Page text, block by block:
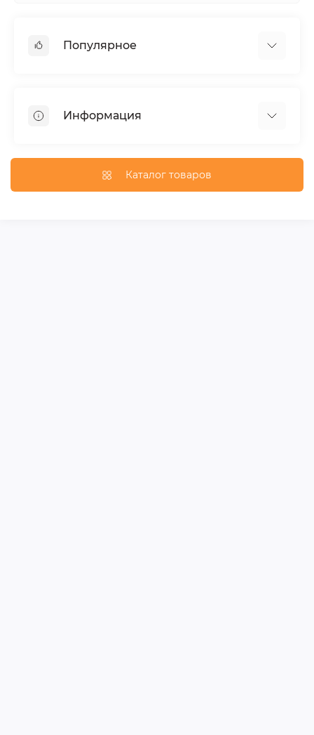
Популярное
Багажники на крышу
Информация
Доставка по Санкт-Петербургу
Доставка по России
Каталог товаров